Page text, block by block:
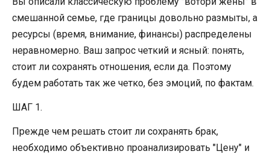
смешанной семье, где границы довольно размыты, а
ресурсы (время, внимание, финансы) распределены
неравномерно. Ваш запрос четкий и ясный: понять,
стоит ли сохранять отношения, если да. Поэтому
будем работать так же четко, без эмоций, по фактам.
ШАГ 1.
Прежде чем решать стоит ли сохранять брак,
необходимо объективно проанализировать "Цену" и